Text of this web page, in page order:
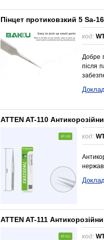
Пінцет протиковзкий 5 Sa-
код:
Добре
після
ATTEN AT-110
код:
ATTEN AT-111
код: